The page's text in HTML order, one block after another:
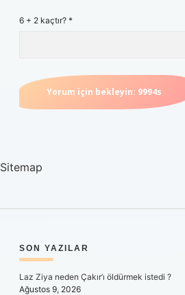
6 + 2 kaçtır? *
Sitemap
SIDEBAR
SON YAZILAR
Laz Ziya neden Çakır’ı öldürmek istedi ?
Ağustos 9, 2026